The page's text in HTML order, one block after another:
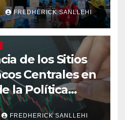
FREDHERICK SANLLEHI
de los Sitios
Centrales en
la Política
FREDHERICK SANLLEHI